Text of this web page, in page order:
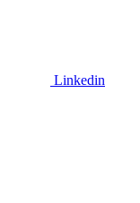
Linkedin